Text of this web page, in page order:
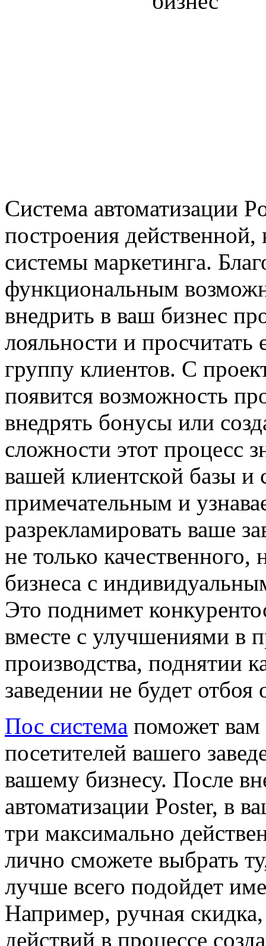
Система автоматизации
построения
системы маркетинга.
функциональным
внедрить в ваш бизнес
лояльности и просчитать
группу клиентов. С
появится возможность
внедрять бонусы или
сложности этот процесс
вашей клиентской базы и
примечательным и
разрекламировать ваше
не только
бизнеса с
Это поднимет
вместе с улучшениями в
производства, поднятии
заведении не будет отбоя
Пос система поможет вам
посетителей вашего
вашему бизнесу. После
автоматизации Poster, в
три максимально
лично сможете выбрать
лучше всего подойдет
Например, ручная
действий в процессе